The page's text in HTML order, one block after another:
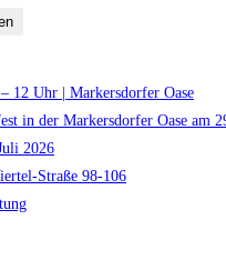
12 Uhr | Markersdorfer Oase
in der Markersdorfer Oase am
2026
Straße 98-106